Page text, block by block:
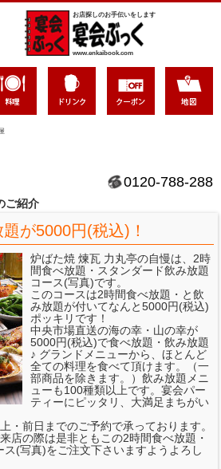
お店探しのお手伝いをします
www.enkaibook.com
0120-788-288
ご紹介
が5000円(税込)！
炉ばた焼 煉瓦 力丸亭の自慢は、2時
間食べ放題・スタンダード飲み放題
コース(写真)です。
このコースは2時間食べ放題・と飲
み放題が付いてなんと5000円(税込)
ポッキリです！
中央市場直送の海の幸・山の幸が
5000円(税込)で食べ放題・飲み放題
♪ グランドメニューから、ほとんど
全ての料理を食べて頂けます。（一
部商品を除きます。）飲み放題メニ
ューも100種類以上です。宴会パー
ティーにピッタリ、大満足まちがい
・前日までのご予約で承っております。
店の際は是非ともこの2時間食べ放題・
ス(写真)をご注文下さいますようよろし